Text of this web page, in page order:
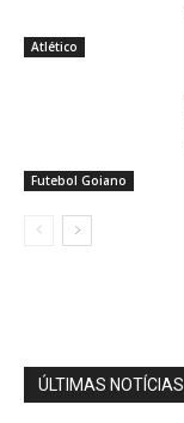
Atlético
Futebol Goiano
ÚLTIMAS NOTÍCIAS